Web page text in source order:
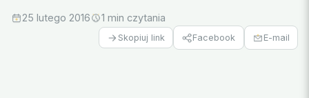
25 lutego 2016 1 min czytania
Skopiuj link Facebook E-mail